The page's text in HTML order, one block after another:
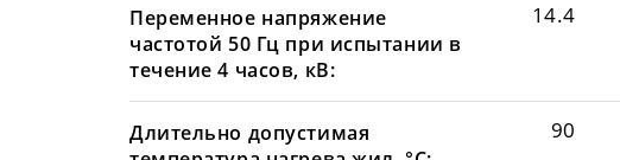
Переменное напряжение
частотой 50 Гц при испытании в
течение 4 часов, кВ:
14.4
Длительно допустимая
90